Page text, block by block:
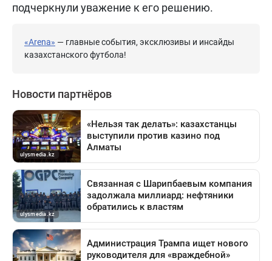
подчеркнули уважение к его решению.
«Arena» — главные события, эксклюзивы и инсайды
казахстанского футбола!